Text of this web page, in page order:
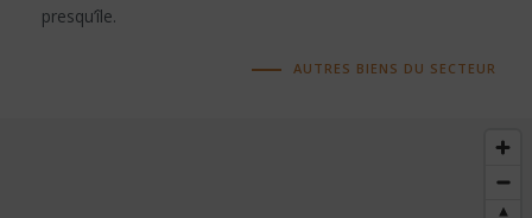
presqu’île.
AUTRES BIENS DU SECTEUR